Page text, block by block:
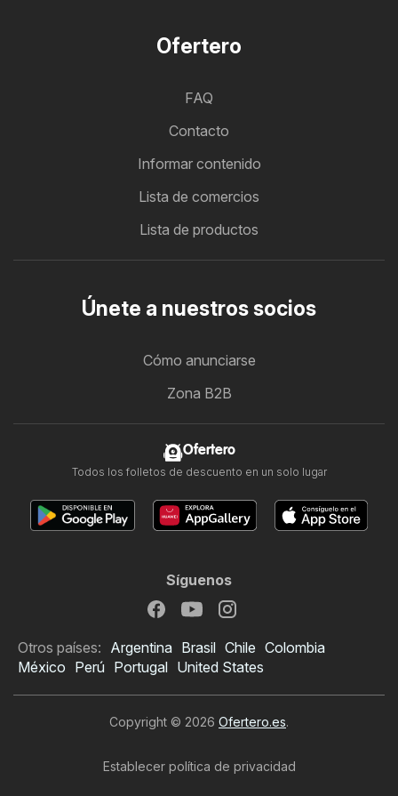
Ofertero
FAQ
Contacto
Informar contenido
Lista de comercios
Lista de productos
Únete a nuestros socios
Cómo anunciarse
Zona B2B
Ofertero
Todos los folletos de descuento en un solo lugar
Síguenos
Otros países: Argentina Brasil Chile Colombia
México Perú Portugal United States
Copyright © 2026 Ofertero.es.
Establecer política de privacidad